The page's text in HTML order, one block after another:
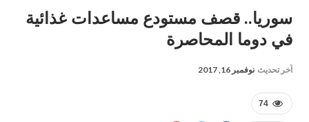
سوريا.. قصف مستودع مساعدات غذائية
في دوما المحاصرة
آخر تحديث نوفمبر 16, 2017
74